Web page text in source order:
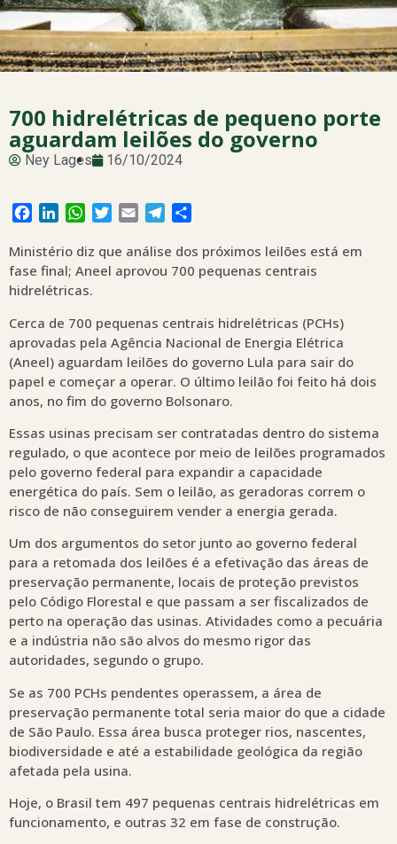
700 hidrelétricas de pequeno porte
aguardam leilões do governo
Ney Lages 16/10/2024
Facebook
LinkedInWhatsApp
Twitter
Email Telegram
Ministério diz que análise dos próximos leilões está em
fase final; Aneel aprovou 700 pequenas centrais
hidrelétricas.
Cerca de 700 pequenas centrais hidrelétricas (PCHs)
aprovadas pela Agência Nacional de Energia Elétrica
(Aneel) aguardam leilões do governo Lula para sair do
papel e começar a operar. O último leilão foi feito há dois
anos, no fim do governo Bolsonaro.
Essas usinas precisam ser contratadas dentro do sistema
regulado, o que acontece por meio de leilões programados
pelo governo federal para expandir a capacidade
energética do país. Sem o leilão, as geradoras correm o
risco de não conseguirem vender a energia gerada.
Um dos argumentos do setor junto ao governo federal
para a retomada dos leilões é a efetivação das áreas de
preservação permanente, locais de proteção previstos
pelo Código Florestal e que passam a ser fiscalizados de
perto na operação das usinas. Atividades como a pecuária
e a indústria não são alvos do mesmo rigor das
autoridades, segundo o grupo.
Se as 700 PCHs pendentes operassem, a área de
preservação permanente total seria maior do que a cidade
de São Paulo. Essa área busca proteger rios, nascentes,
biodiversidade e até a estabilidade geológica da região
afetada pela usina.
Hoje, o Brasil tem 497 pequenas centrais hidrelétricas em
funcionamento, e outras 32 em fase de construção.